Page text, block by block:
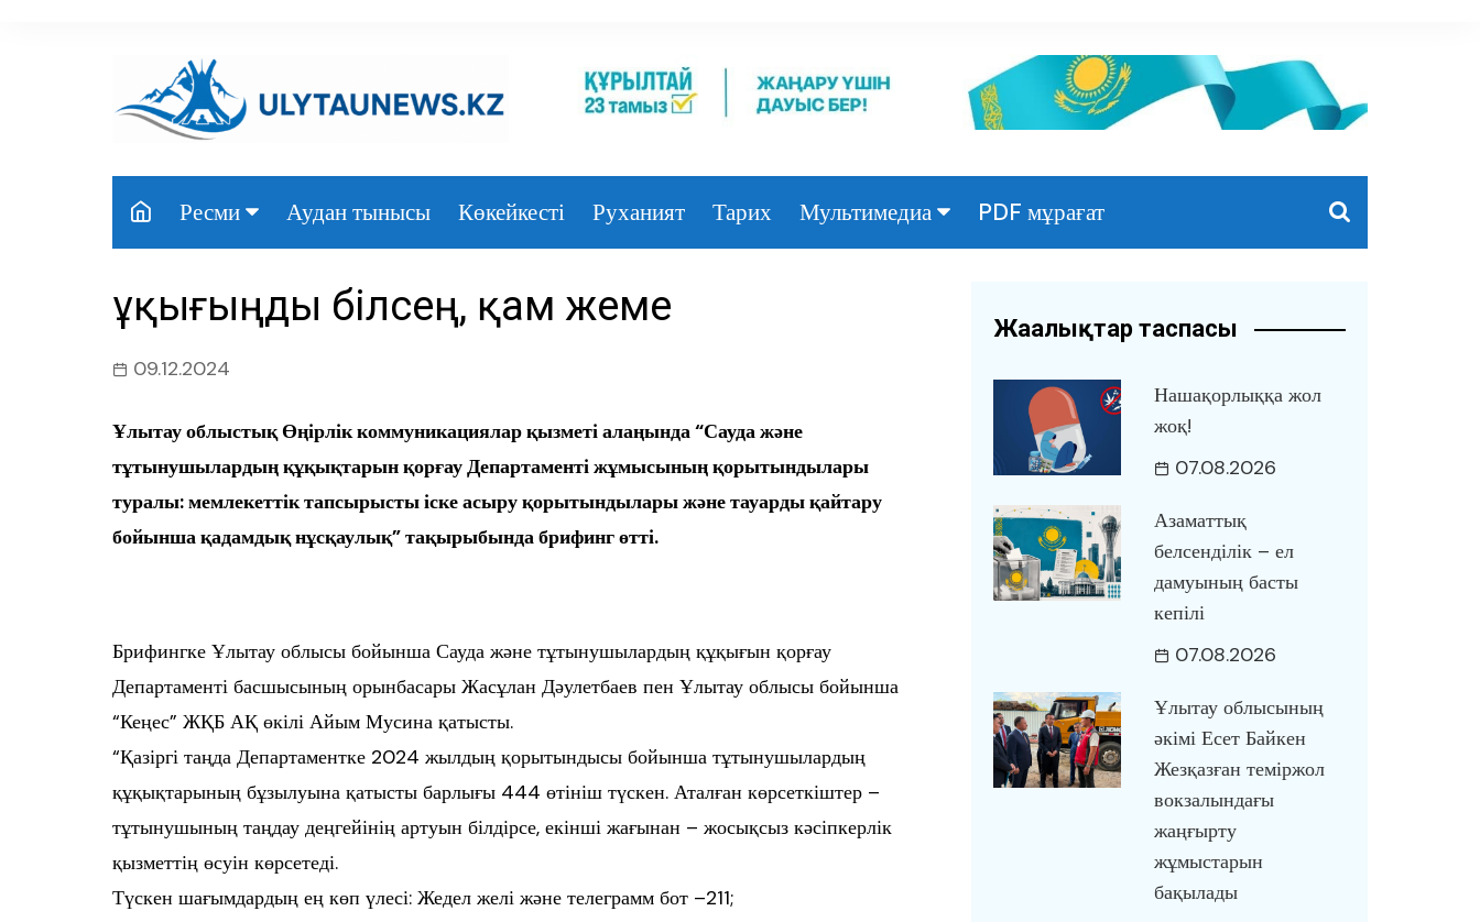
Ресми
Үкімет
Парламент
Аудан тынысы Көкейкесті Руханият Тарих Мультимедиа PDF мұрағат
Құқығыңды білсең, қам жеме
09.12.2024
Ұлытау облыстық Өңірлік коммуникациялар қызметі алаңында “Сауда және
тұтынушылардың құқықтарын қорғау Департаменті жұмысының қорытындылары
туралы: мемлекеттік тапсырысты іске асыру қорытындылары және тауарды қайтару
бойынша қадамдық нұсқаулық” тақырыбында брифинг өтті.
Брифингке Ұлытау облысы бойынша Сауда және тұтынушылардың құқығын қорғау
Департаменті басшысының орынбасары Жасұлан Дәулетбаев пен Ұлытау облысы бойынша
“Кеңес” ЖҚБ АҚ өкілі Айым Мусина қатысты.
“Қазіргі таңда Департаментке 2024 жылдың қорытындысы бойынша тұтынушылардың
құқықтарының бұзылуына қатысты барлығы 444 өтініш түскен. Аталған көрсеткіштер –
тұтынушының таңдау деңгейінің артуын білдірсе, екінші жағынан – жосықсыз кәсіпкерлік
қызметтің өсуін көрсетеді.
Түскен шағымдардың ең көп үлесі: Жедел желі және телеграмм бот –211;
Жаңалықтар таспасы
Нашақорлыққа жол
жоқ!
07.08.2026
Азаматтық
белсенділік – ел
дамуының басты
кепілі
07.08.2026
Ұлытау облысының
әкімі Есет Байкен
Жезқазған теміржол
вокзалындағы
жаңғырту
жұмыстарын
бақылады